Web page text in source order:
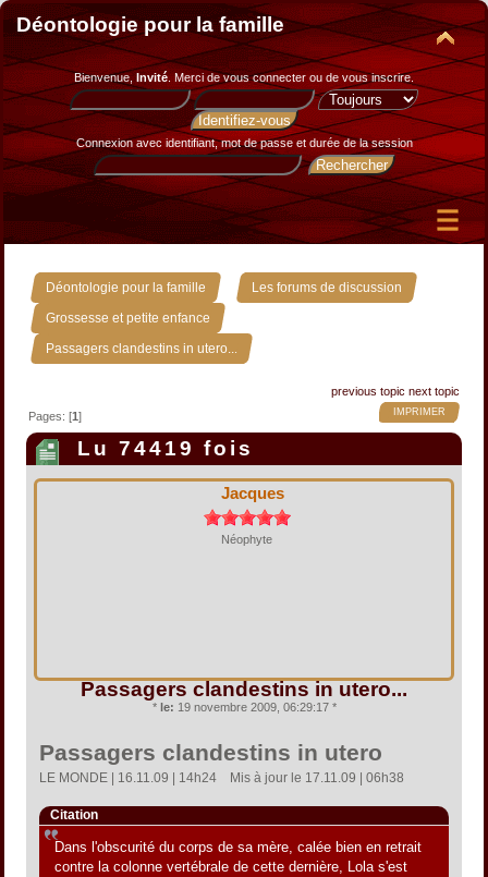
Déontologie pour la famille
Bienvenue, Invité. Merci devous connecter ou de vous inscrire.
Connexion avec identifiant, mot de passe et durée de la session
Déontologie pour la famille » Les forums de discussion »
Grossesse et petite enfance »
Passagers clandestins in utero...
previous topic next topic
IMPRIMER
Pages: [1]
Lu 74419 fois
Jacques
Néophyte
Passagers clandestins in utero...
* le: 19 novembre 2009, 06:29:17 *
Passagers clandestins in utero
LE MONDE | 16.11.09 | 14h24  Mis à jour le 17.11.09 | 06h38
Citation
Dans l'obscurité du corps de sa mère, calée bien en retrait
contre la colonne vertébrale de cette dernière, Lola s'est